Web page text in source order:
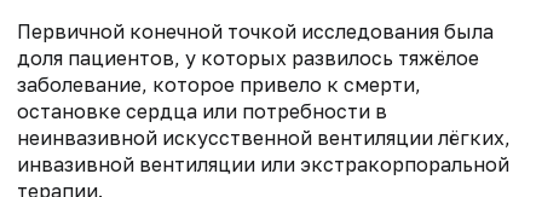
Первичной конечной точкой исследования была
доля пациентов, у которых развилось тяжёлое
заболевание, которое привело к смерти,
остановке сердца или потребности в
неинвазивной искусственной вентиляции лёгких,
инвазивной вентиляции или экстракорпоральной
терапии.